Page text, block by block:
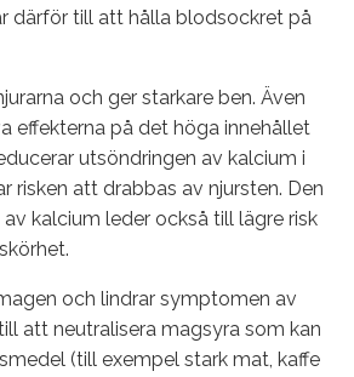
därför till att hålla blodsockret på
och ger starkare ben. Även
effekterna på det höga innehållet
utsöndringen av kalcium i
risken att drabbas av njursten. Den
kalcium leder också till lägre risk
och lindrar symptomen av
att neutralisera magsyra som kan
(till exempel stark mat, kaffe